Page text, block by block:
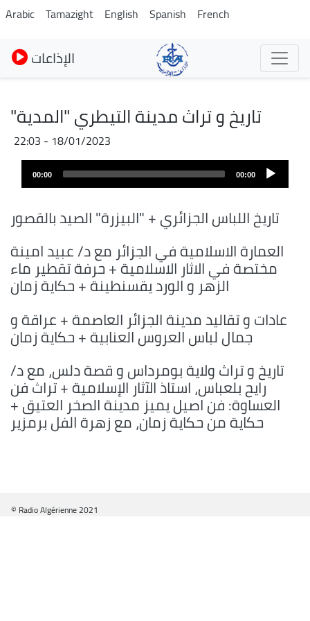
Skip
to
main
content
Arabic Tamazight English Spanish French
الإذاعات
تاريخ و تراث مدينة التيطري "المدية"
18/01/2023 - 22:03
Fichier
audio
00:00
00:00
تاريخ اللباس الجزائري + "البيزرة" الصيد بالقصور
العمارة الاسلامية في الجزائر مع د/ عبيد امينة
مختصة في الاثار الاسلامية + حرفة تقطير ماء
الزهر و الورد يقسنطينة + حكاية زمان
عادات و تقاليد مدينة الجزائر العاصمة + عراقة و
جمال لباس العروس العنابية + حكاية زمان
تاريخ و تراث ولاية بومرداس و قصة دلس، مع د/
رايح بلعباس، استاذ الآثار الإسلامية + تراث فن
العساوة: فن اصيل يميز مدينة الصخر العتيق +
حكاية من حكاية زمان، مع زهرة الفل برمزير
© Radio Algérienne 2021